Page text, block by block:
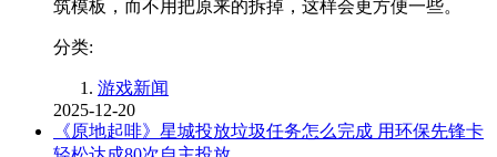
筑模板，而不用把原来的拆掉，这样会更方便一些。
分类:
游戏新闻
2025-12-20
《原地起啡》星城投放垃圾任务怎么完成 用环保先锋卡